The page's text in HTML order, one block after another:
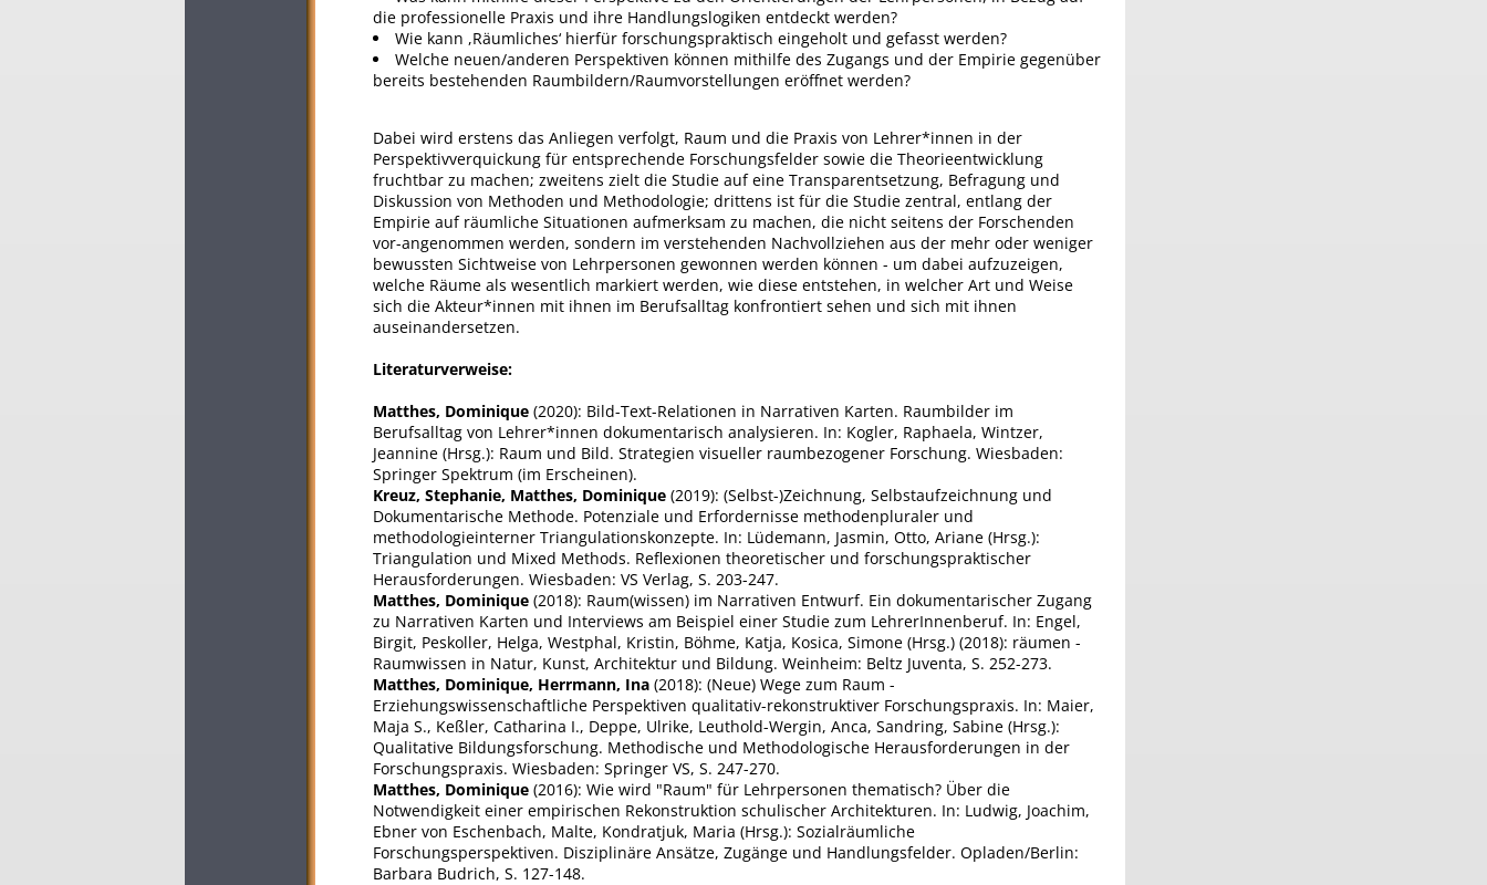
die professionelle Praxis und ihre Handlungslogiken entdeckt werden?
Wie kann ,Räumliches‘ hierfür forschungspraktisch eingeholt und gefasst werden?
Welche neuen/anderen Perspektiven können mithilfe des Zugangs und der Empirie gegenüber
bereits bestehenden Raumbildern/Raumvorstellungen eröffnet werden?
Dabei wird erstens das Anliegen verfolgt, Raum und die Praxis von Lehrer*innen in der
Perspektivverquickung für entsprechende Forschungsfelder sowie die Theorieentwicklung
fruchtbar zu machen; zweitens zielt die Studie auf eine Transparentsetzung, Befragung und
Diskussion von Methoden und Methodologie; drittens ist für die Studie zentral, entlang der
Empirie auf räumliche Situationen aufmerksam zu machen, die nicht seitens der Forschenden
vor-angenommen werden, sondern im verstehenden Nachvollziehen aus der mehr oder weniger
bewussten Sichtweise von Lehrpersonen gewonnen werden können - um dabei aufzuzeigen,
welche Räume als wesentlich markiert werden, wie diese entstehen, in welcher Art und Weise
sich die Akteur*innen mit ihnen im Berufsalltag konfrontiert sehen und sich mit ihnen
auseinandersetzen.
Literaturverweise:
Matthes, Dominique (2020): Bild-Text-Relationen in Narrativen Karten. Raumbilder im
Berufsalltag von Lehrer*innen dokumentarisch analysieren. In: Kogler, Raphaela, Wintzer,
Jeannine (Hrsg.): Raum und Bild. Strategien visueller raumbezogener Forschung. Wiesbaden:
Springer Spektrum (im Erscheinen).
Kreuz, Stephanie, Matthes, Dominique (2019): (Selbst-)Zeichnung, Selbstaufzeichnung und
Dokumentarische Methode. Potenziale und Erfordernisse methodenpluraler und
methodologieinterner Triangulationskonzepte. In: Lüdemann, Jasmin, Otto, Ariane (Hrsg.):
Triangulation und Mixed Methods. Reflexionen theoretischer und forschungspraktischer
Herausforderungen. Wiesbaden: VS Verlag, S. 203-247.
Matthes, Dominique (2018): Raum(wissen) im Narrativen Entwurf. Ein dokumentarischer Zugang
zu Narrativen Karten und Interviews am Beispiel einer Studie zum LehrerInnenberuf. In: Engel,
Birgit, Peskoller, Helga, Westphal, Kristin, Böhme, Katja, Kosica, Simone (Hrsg.) (2018): räumen -
Raumwissen in Natur, Kunst, Architektur und Bildung. Weinheim: Beltz Juventa, S. 252-273.
Matthes, Dominique, Herrmann, Ina (2018): (Neue) Wege zum Raum -
Erziehungswissenschaftliche Perspektiven qualitativ-rekonstruktiver Forschungspraxis. In: Maier,
Maja S., Keßler, Catharina I., Deppe, Ulrike, Leuthold-Wergin, Anca, Sandring, Sabine (Hrsg.):
Qualitative Bildungsforschung. Methodische und Methodologische Herausforderungen in der
Forschungspraxis. Wiesbaden: Springer VS, S. 247-270.
Matthes, Dominique (2016): Wie wird "Raum" für Lehrpersonen thematisch? Über die
Notwendigkeit einer empirischen Rekonstruktion schulischer Architekturen. In: Ludwig, Joachim,
Ebner von Eschenbach, Malte, Kondratjuk, Maria (Hrsg.): Sozialräumliche
Forschungsperspektiven. Disziplinäre Ansätze, Zugänge und Handlungsfelder. Opladen/Berlin:
Barbara Budrich, S. 127-148.